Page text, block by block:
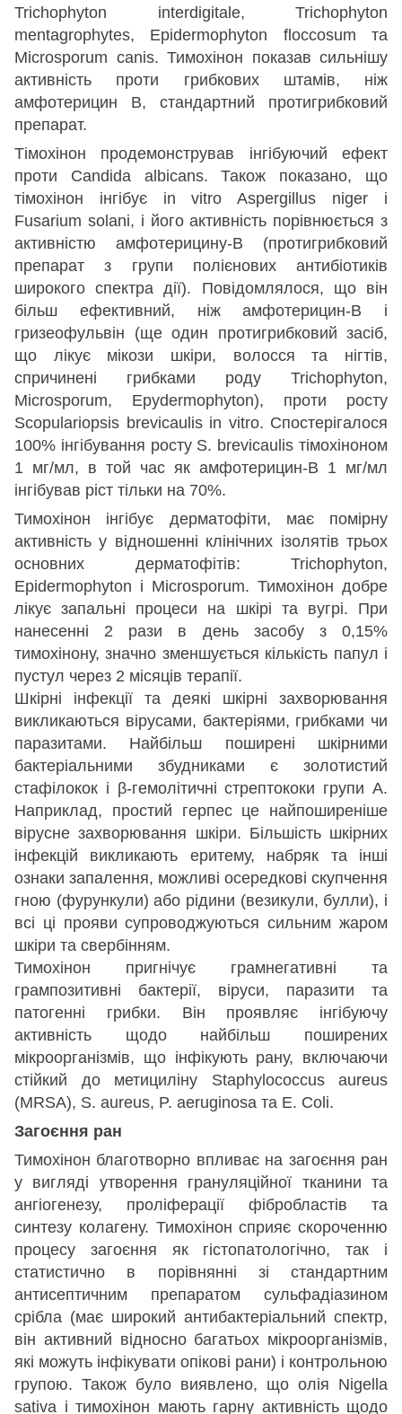
Trichophyton interdigitale, Trichophyton
mentagrophytes, Epidermophyton floccosum та
Microsporum canis. Тимохінон показав сильнішу
активність проти грибкових штамів, ніж
амфотерицин B, стандартний протигрибковий
препарат.
Тімохінон продемонстрував інгібуючий ефект
проти Candida albicans. Також показано, що
тімохінон інгібує in vitro Aspergillus niger і
Fusarium solani, і його активність порівнюється з
активністю амфотерицину-В (протигрибковий
препарат з групи полієнових антибіотиків
широкого спектра дії). Повідомлялося, що він
більш ефективний, ніж амфотерицин-В і
гризеофульвін (ще один протигрибковий засіб,
що лікує мікози шкіри, волосся та нігтів,
спричинені грибками роду Trichophyton,
Microsporum, Epydermophyton), проти росту
Scopulariopsis brevicaulis in vitro. Спостерігалося
100% інгібування росту S. brevicaulis тімохіноном
1 мг/мл, в той час як амфотерицин-В 1 мг/мл
інгібував ріст тільки на 70%.
Тимохінон інгібує дерматофіти, має помірну
активність у відношенні клінічних ізолятів трьох
основних дерматофітів: Trichophyton,
Epidermophyton і Microsporum. Тимохінон добре
лікує запальні процеси на шкірі та вугрі. При
нанесенні 2 рази в день засобу з 0,15%
тимохінону, значно зменшується кількість папул і
пустул через 2 місяців терапії.
Шкірні інфекції та деякі шкірні захворювання
викликаються вірусами, бактеріями, грибками чи
паразитами. Найбільш поширені шкірними
бактеріальними збудниками є золотистий
стафілокок і β-гемолітичні стрептококи групи А.
Наприклад, простий герпес це найпоширеніше
вірусне захворювання шкіри. Більшість шкірних
інфекцій викликають еритему, набряк та інші
ознаки запалення, можливі осередкові скупчення
гною (фурункули) або рідини (везикули, булли), і
всі ці прояви супроводжуються сильним жаром
шкіри та свербінням.
Тимохінон пригнічує грамнегативні та
грампозитивні бактерії, віруси, паразити та
патогенні грибки. Він проявляє інгібуючу
активність щодо найбільш поширених
мікроорганізмів, що інфікують рану, включаючи
стійкий до метициліну Staphylococcus aureus
(MRSA), S. aureus, P. aeruginosa та E. Coli.
Загоєння ран
Тимохінон благотворно впливає на загоєння ран
у вигляді утворення грануляційної тканини та
ангіогенезу, проліферації фібробластів та
синтезу колагену. Тимохінон сприяє скороченню
процесу загоєння як гістопатологічно, так і
статистично в порівнянні зі стандартним
антисептичним препаратом сульфадіазином
срібла (має широкий антибактеріальний спектр,
він активний відносно багатьох мікроорганізмів,
які можуть інфікувати опікові рани) і контрольною
групою. Також було виявлено, що олія Nigella
sativa і тимохінон мають гарну активність щодо